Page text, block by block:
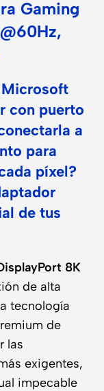
Gaming
Microsoft
con puerto
a
para
píxel?
de tus
8K
de alta
tecnología
de
las
exigentes,
impecable